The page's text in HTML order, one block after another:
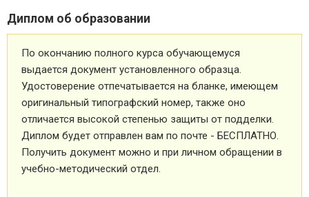
Диплом об образовании
По окончанию полного курса обучающемуся
выдается документ установленного образца.
Удостоверение отпечатывается на бланке, имеющем
оригинальный типографский номер, также оно
отличается высокой степенью защиты от подделки.
Диплом будет отправлен вам по почте - БЕСПЛАТНО.
Получить документ можно и при личном обращении в
учебно-методический отдел.